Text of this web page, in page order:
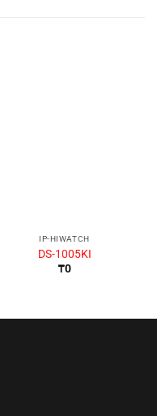
IP-HIWATCH
DS-1005KI
₸0